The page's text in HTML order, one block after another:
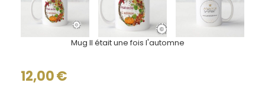
Mug Il était une fois l'automne
12,00€